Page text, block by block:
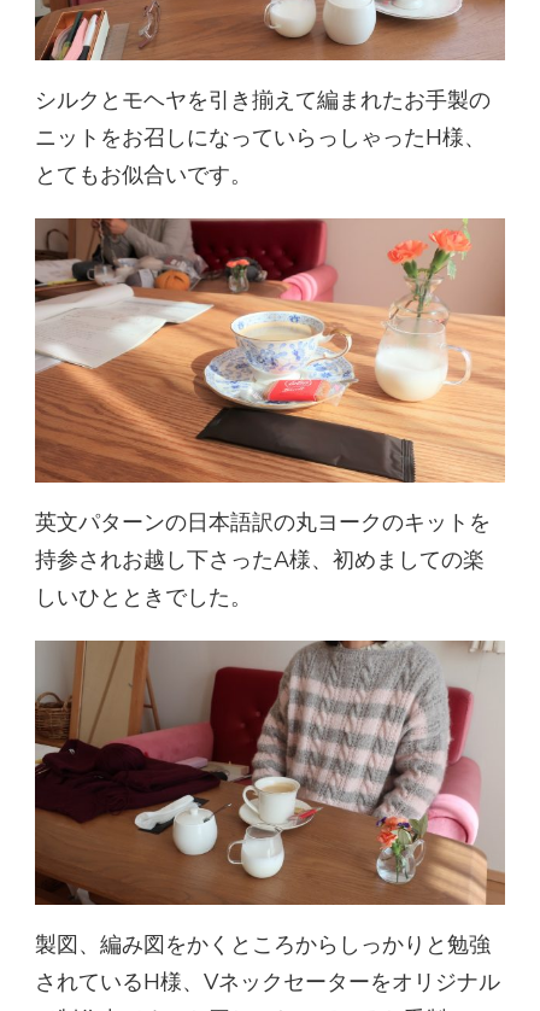
シルクとモヘヤを引き揃えて編まれたお手製の
ニットをお召しになっていらっしゃったH様、
とてもお似合いです。
英文パターンの日本語訳の丸ヨークのキットを
持参されお越し下さったA様、初めましての楽
しいひとときでした。
製図、編み図をかくところからしっかりと勉強
されているH様、Vネックセーターをオリジナル